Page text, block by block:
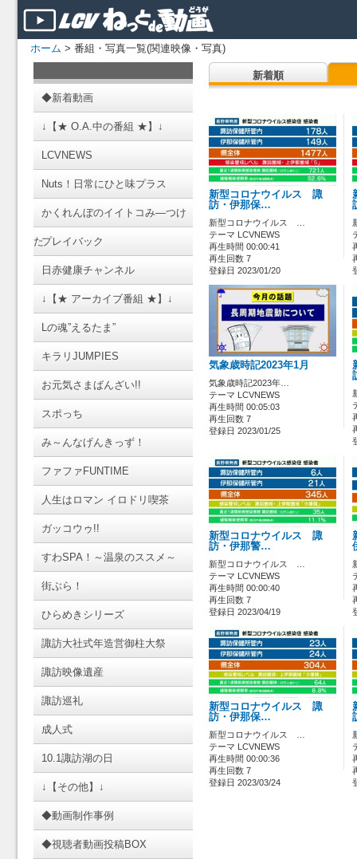
ホーム > 番組・写真一覧(関連映像・写真)
◆新着動画
↓【★ O.A.中の番組 ★】↓
LCVNEWS
Nuts！日常にひと味プラス
かくれんぼのイイトコみ―つけ
たプレイバック
日赤健康チャンネル
↓【★ アーカイブ番組 ★】↓
Lの魂”えるたま”
キラリJUMPIES
お元気さまばんざい!!
スポっち
み～んなげんきっず！
ファファFUNTIME
人生はロマン イロドリ喫茶
ガッコウゥ!!
すわSPA！～温泉のススメ～
街ぶら！
ひらめきシリーズ
諏訪大社式年造営御柱大祭
諏訪映像遺産
諏訪巡礼
成人式
10.1諏訪湖の日
↓【その他】↓
◆動画制作事例
◆視聴者動画投稿BOX
新着順
新型コロナウイルス 諏
訪・伊那保…
新型コロナウイルス …
テーマ LCVNEWS
再生時間 00:00:41
再生回数 7
登録日 2023/01/20
気象歳時記2023年1月
気象歳時記2023年…
テーマ LCVNEWS
再生時間 00:05:03
再生回数 7
登録日 2023/01/25
新型コロナウイルス 諏
訪・伊那警…
新型コロナウイルス …
テーマ LCVNEWS
再生時間 00:00:40
再生回数 7
登録日 2023/04/19
新型コロナウイルス 諏
訪・伊那保…
新型コロナウイルス …
テーマ LCVNEWS
再生時間 00:00:36
再生回数 7
登録日 2023/03/24